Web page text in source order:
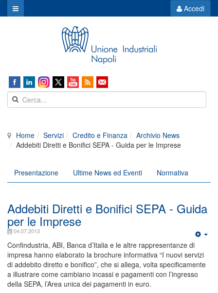
Accedi
Home Servizi Credito e Finanza
Archivio News
Addebiti Diretti e Bonifici SEPA - Guida per le Imprese
Presentazione Ultime News ed Eventi Normativa
Addebiti Diretti e Bonifici SEPA - Guida
per le Imprese
04.07.2013
Confindustria, ABI, Banca d’Italia e le altre rappresentanze di
impresa hanno elaborato la brochure informativa “I nuovi servizi
di addebito diretto e bonifico”, che si allega, volta specificamente
a illustrare come cambiano incassi e pagamenti con l’ingresso
della SEPA, l’Area unica dei pagamenti in euro.